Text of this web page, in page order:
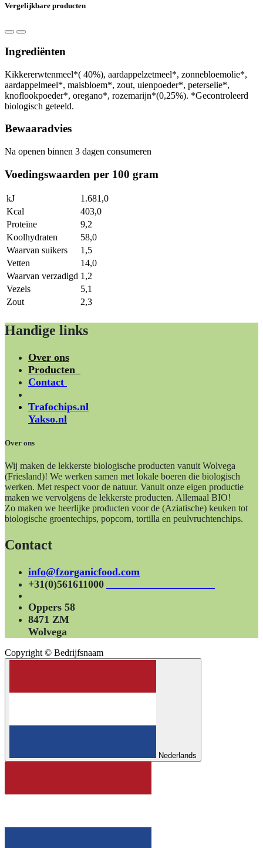
Vergelijkbare producten
Ingrediënten
Kikkererwtenmeel*( 40%), aardappelzetmeel*, zonnebloemolie*,
aardappelmeel*, maisbloem*, zout, uienpoeder*, peterselie*,
knoflookpoeder*, oregano*, rozemarijn*(0,25%). *Gecontroleerd
biologisch geteeld.
Bewaaradvies
Na openen binnen 3 dagen consumeren
Voedingswaarden per 100 gram
kJ
1.681,0
Kcal
403,0
Proteïne
9,2
Koolhydraten
58,0
Waarvan suikers
1,5
Vetten
14,0
Waarvan verzadigd 1,2
Vezels
5,1
Zout
2,3
Handige links
Over ons
Producten
Contact
Trafochips.nl
Yakso.nl
Over ons
Wij maken de lekkerste biologische producten vanuit Wolvega
(Friesland)! We werken samen met lokale boeren die biologisch
werken. Met respect voor de natuur. Vanuit onze eigen productie
maken we vervolgens de lekkerste producten. Allemaal BIO!
Zo maken we heerlijke producten voor de (Aziatische) keuken tot
biologische groentechips, popcorn, tortilla en peulvruchtenchips.
Contact
info@fzorganicfood.com
+31(0)561611000
Oppers 58
8471 ZM
Wolvega
Copyright © Bedrijfsnaam
Nederlands